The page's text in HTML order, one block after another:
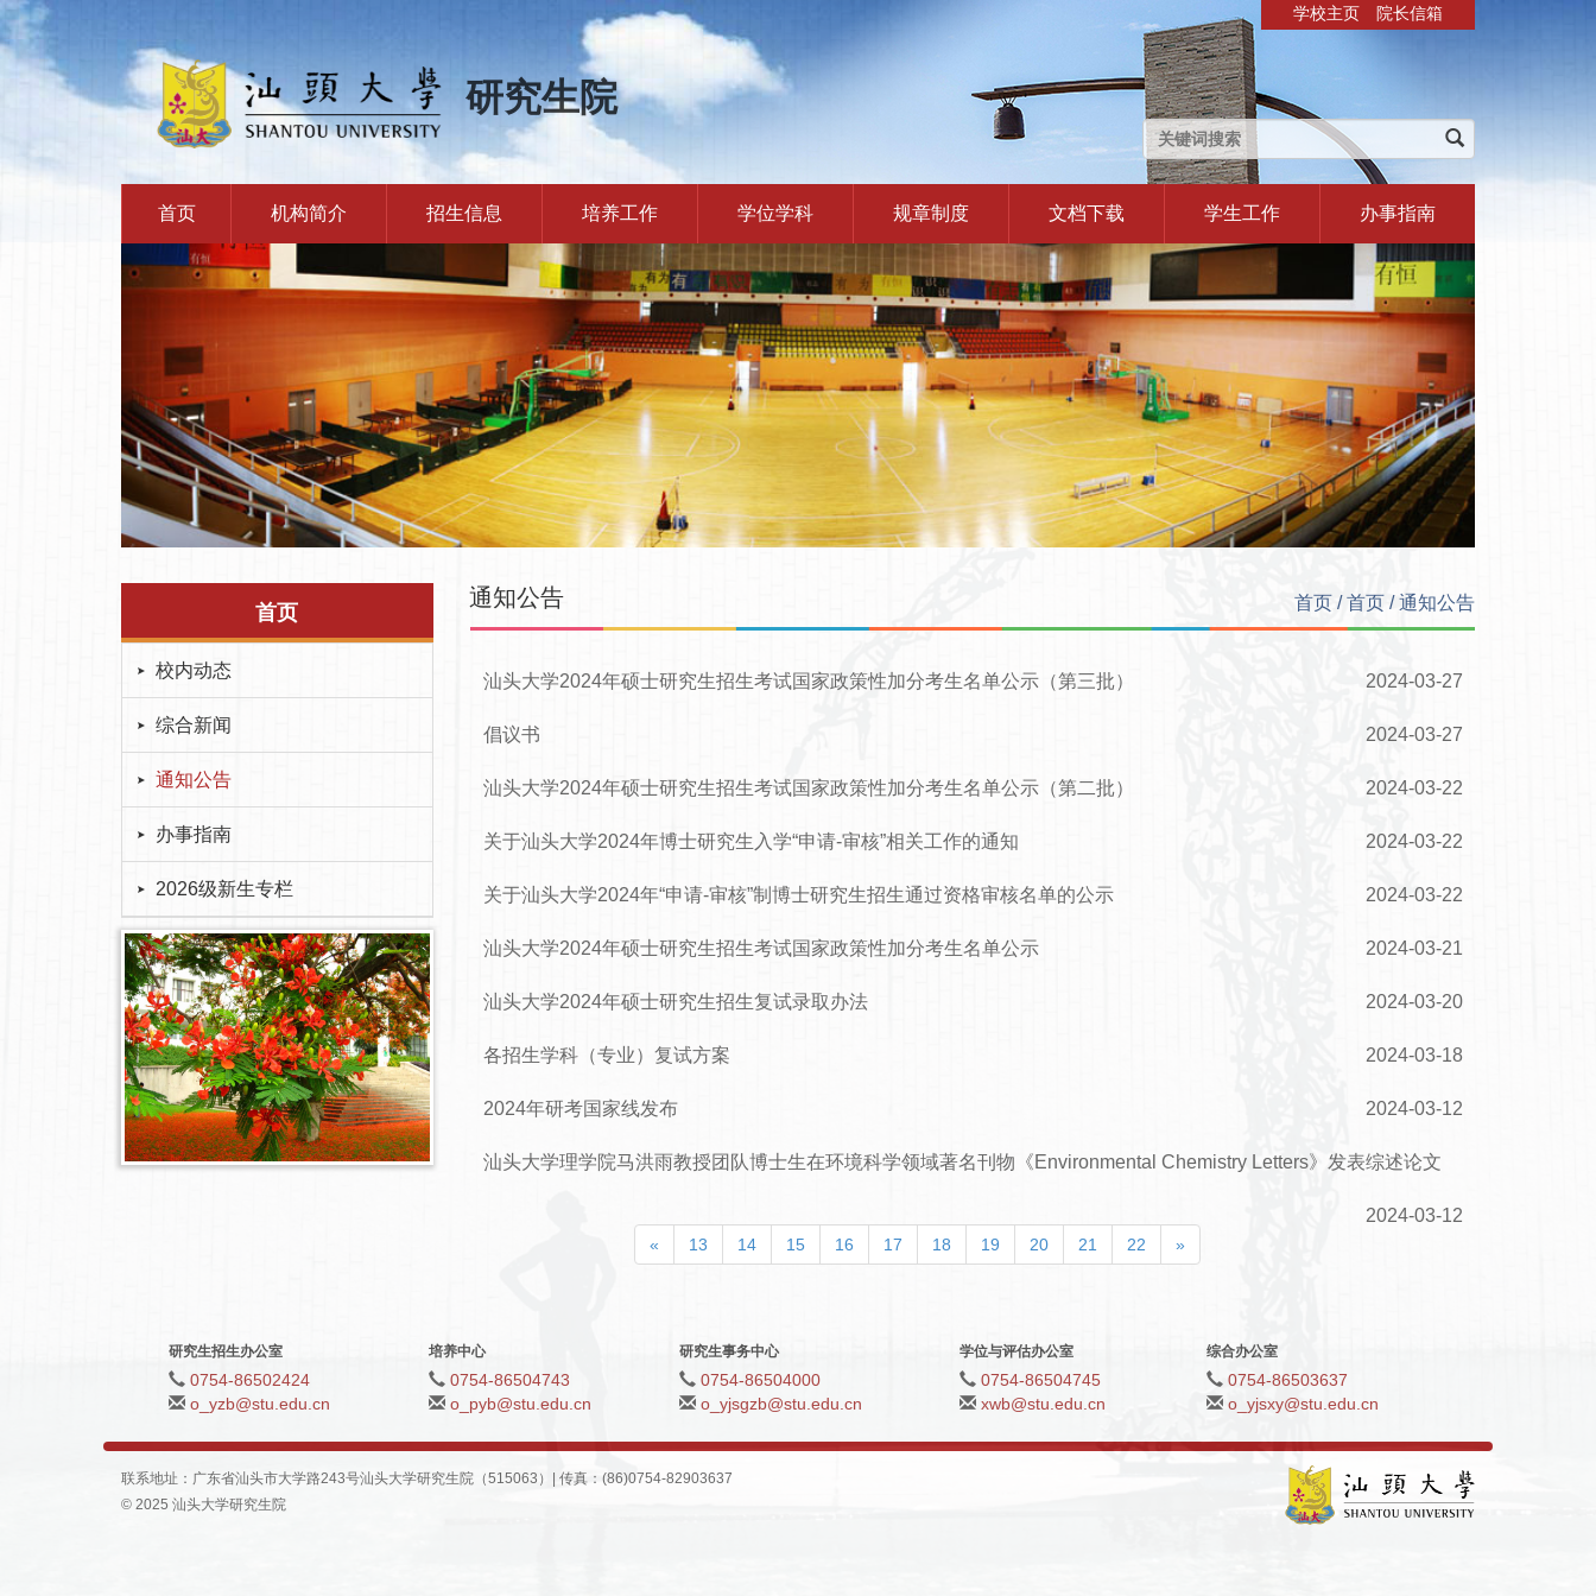
学校主页 院长信箱
研究生院
首页 机构简介 招生信息 培养工作 学位学科 规章制度 文档下载 学生工作 办事指南
首页
校内动态
综合新闻
通知公告
办事指南
2026级新生专栏
通知公告 首页 /首页 /通知公告
汕头大学2024年硕士研究生招生考试国家政策性加分考生名单公示（第三批） 2024-03-27
倡议书 2024-03-27
汕头大学2024年硕士研究生招生考试国家政策性加分考生名单公示（第二批） 2024-03-22
关于汕头大学2024年博士研究生入学“申请-审核”相关工作的通知 2024-03-22
关于汕头大学2024年“申请-审核”制博士研究生招生通过资格审核名单的公示 2024-03-22
汕头大学2024年硕士研究生招生考试国家政策性加分考生名单公示 2024-03-21
汕头大学2024年硕士研究生招生复试录取办法 2024-03-20
各招生学科（专业）复试方案 2024-03-18
2024年研考国家线发布 2024-03-12
汕头大学理学院马洪雨教授团队博士生在环境科学领域著名刊物《Environmental Chemistry Letters》发表综述论文
2024-03-12
« 13 14 15 16 17 18 19 20 21 22 »
研究生招生办公室
0754-86502424
o_yzb@stu.edu.cn
培养中心
0754-86504743
o_pyb@stu.edu.cn
研究生事务中心
0754-86504000
o_yjsgzb@stu.edu.cn
学位与评估办公室
0754-86504745
xwb@stu.edu.cn
综合办公室
0754-86503637
o_yjsxy@stu.edu.cn
联系地址：广东省汕头市大学路243号汕头大学研究生院（515063）| 传真：(86)0754-82903637
© 2025 汕头大学研究生院